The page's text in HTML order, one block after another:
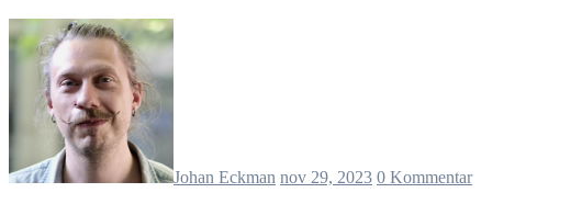
Johan Eckman nov 29, 2023 0 Kommentar